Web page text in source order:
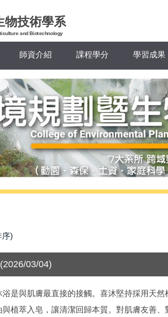
物技術學系
and Biotechnology
師資介紹 課程學分 學習成果
序)
03/04)
是與肌膚最直接的接觸。喜沐堅持採用天
植萃入皂，讓清潔回歸本質。對肌膚友善、